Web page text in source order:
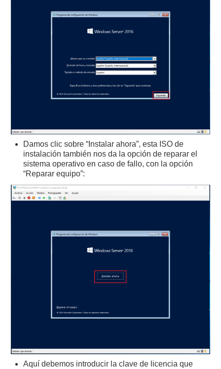
Damos clic sobre “Instalar ahora”, esta ISO de
instalación también nos da la opción de reparar el
sistema operativo en caso de fallo, con la opción
“Reparar equipo”:
Aquí debemos introducir la clave de licencia que